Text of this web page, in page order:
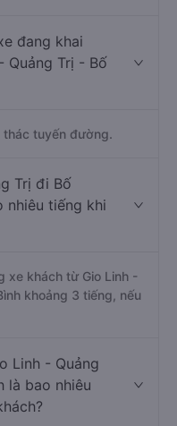
đang khai
Quảng Trị - Bố
thác tuyến đường.
Trị đi Bố
nhiêu tiếng khi
xe khách từ Gio Linh -
khoảng 3 tiếng, nếu
Linh - Quảng
là bao nhiêu